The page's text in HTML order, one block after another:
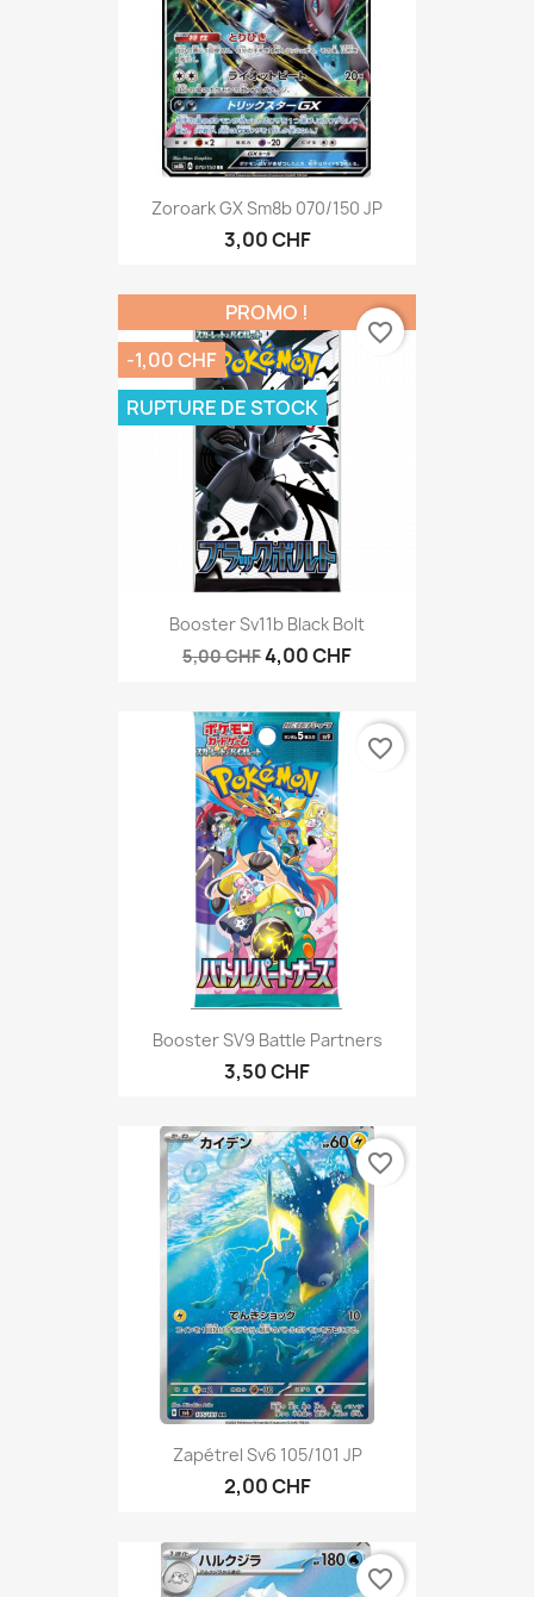
Zoroark GX Sm8b 070/150 JP
3,00 CHF
Booster Sv11b Black Bolt
5,00 CHF4,00 CHF
PROMO !
-1,00 CHF
RUPTURE DE STOCK
favorite_border
Booster SV9 Battle Partners
3,50 CHF
favorite_border
Zapétrel Sv6 105/101 JP
2,00 CHF
favorite_border
favorite_border